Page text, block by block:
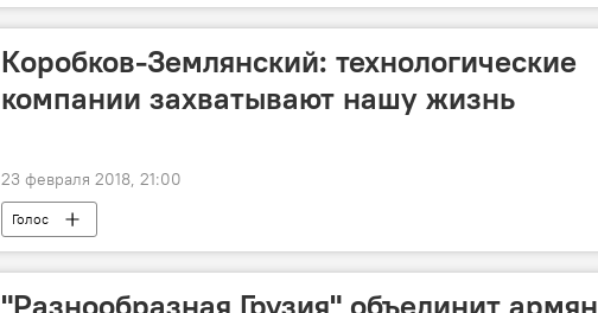
Коробков-Землянский: технологические
компании захватывают нашу жизнь
23 февраля 2018, 21:00
Голос